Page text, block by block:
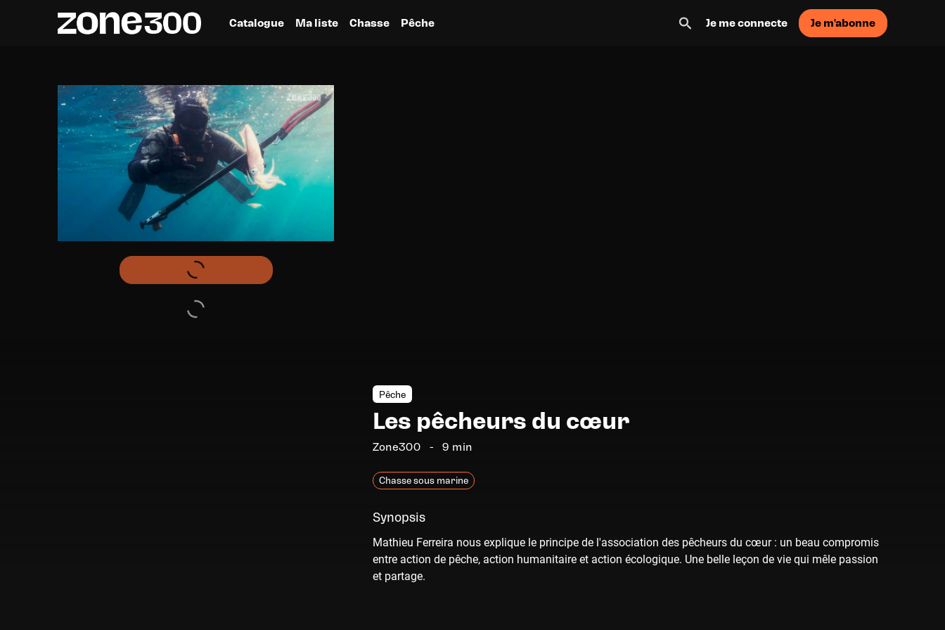
Catalogue Ma liste Chasse Pêche Je me connecte Je m'abonne
Pêche
Les pêcheurs du cœur
Zone300 9 min
Chasse sous marine
Synopsis
Mathieu Ferreira nous explique le principe de l'association des pêcheurs du cœur : un beau compromis
entre action de pêche, action humanitaire et action écologique. Une belle leçon de vie qui mêle passion
et partage.